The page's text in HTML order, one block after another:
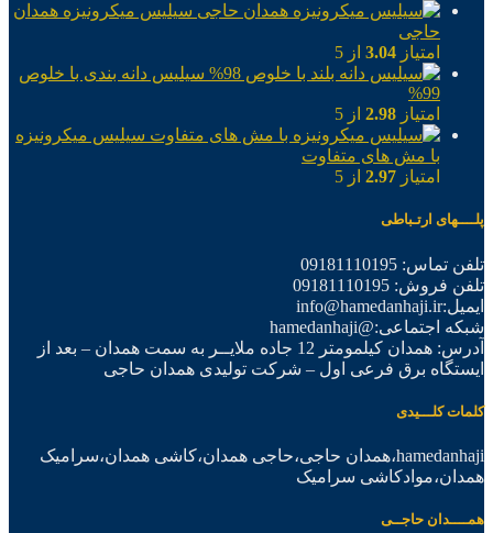
سیلیس میکرونیزه همدان
حاجی
امتیاز 3.04 از 5
سیلیس دانه بندی با خلوص
99%
امتیاز 2.98 از 5
سیلیس میکرونیزه
با مش های متفاوت
امتیاز 2.97 از 5
پلــــهای ارتـباطی
تلفن تماس: 09181110195
تلفن فروش: 09181110195
ایمیل:info@hamedanhaji.ir
شبکه اجتماعی:@hamedanhaji
آدرس: همدان کیلمومتر 12 جاده ملایــر به سمت همدان – بعد از
ایستگاه برق فرعی اول – شرکت تولیدی همدان حاجی
کلمات کلـــیدی
hamedanhaji،همدان حاجی،حاجی همدان،کاشی همدان،سرامیک
همدان،موادکاشی سرامیک
همــــدان حاجــی